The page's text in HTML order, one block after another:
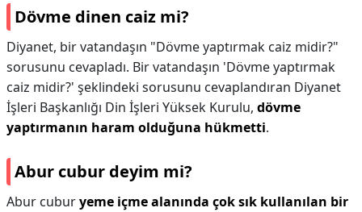
Dövme dinen caiz mi?
Diyanet, bir vatandaşın "Dövme yaptırmak caiz midir?"
sorusunu cevapladı. Bir vatandaşın 'Dövme yaptırmak
caiz midir?' şeklindeki sorusunu cevaplandıran Diyanet
İşleri Başkanlığı Din İşleri Yüksek Kurulu, dövme
yaptırmanın haram olduğuna hükmetti.
Abur cubur deyim mi?
Abur cuburyeme içme alanında çok sık kullanılan bir